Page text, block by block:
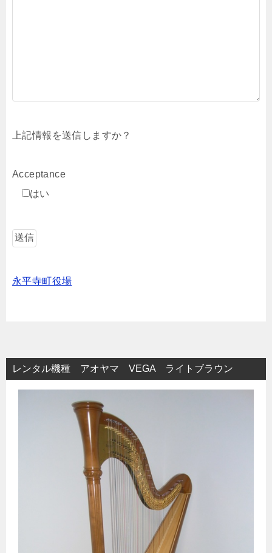
上記情報を送信しますか？
Acceptance
はい
永平寺町役場
レンタル機種 アオヤマ VEGA ライトブラウン